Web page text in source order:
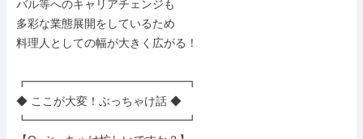
バル等へのキャリアチェンジも
多彩な業態展開をしているため
料理人としての幅が大きく広がる！
┏━━━━━━━━━━━━━━┓
◆ ここが大変！ぶっちゃけ話 ◆
┗━━━━━━━━━━━━━━┛